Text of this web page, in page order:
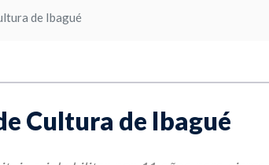
de Ibagué
Cultura de Ibagué